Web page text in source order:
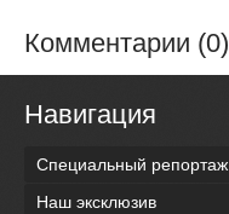
Комментарии (0)
Навигация
Специальный репортаж
Наш эксклюзив